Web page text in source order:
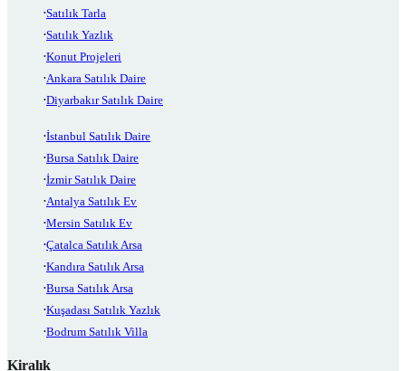
Satılık Tarla
Satılık Yazlık
Konut Projeleri
Ankara Satılık Daire
Diyarbakır Satılık Daire
İstanbul Satılık Daire
Bursa Satılık Daire
İzmir Satılık Daire
Antalya Satılık Ev
Mersin Satılık Ev
Çatalca Satılık Arsa
Kandıra Satılık Arsa
Bursa Satılık Arsa
Kuşadası Satılık Yazlık
Bodrum Satılık Villa
Kiralık